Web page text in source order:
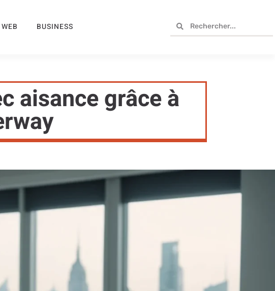
WEB BUSINESS
aisance grâce à